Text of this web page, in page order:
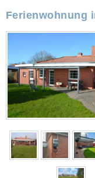
Ferienwohnung